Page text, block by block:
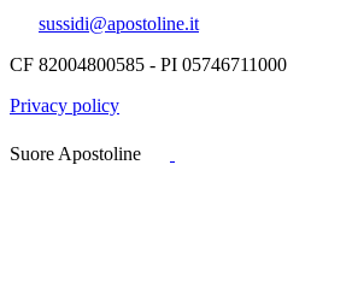
sussidi@apostoline.it
CF 82004800585 - PI 05746711000
Privacy policy
Suore Apostoline